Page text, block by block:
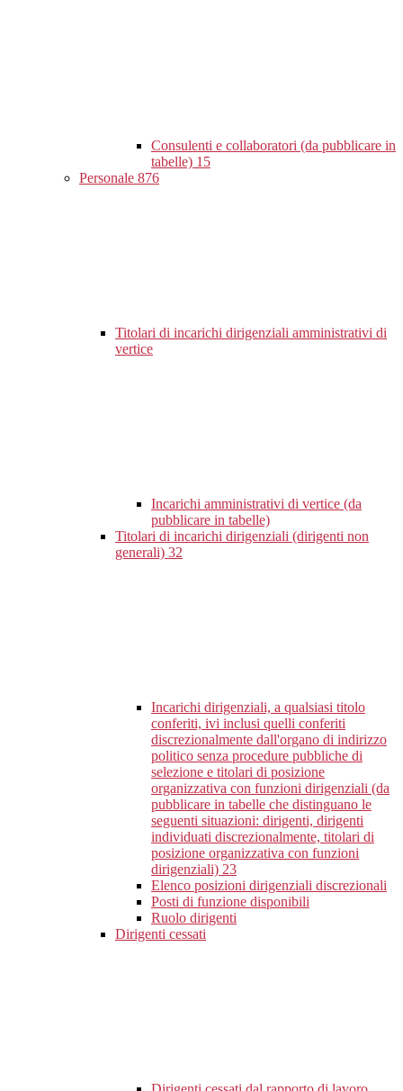
Consulenti e collaboratori (da pubblicare in
tabelle) 15
Personale 876
Titolari di incarichi dirigenziali amministrativi di
vertice
Incarichi amministrativi di vertice (da
pubblicare in tabelle)
Titolari di incarichi dirigenziali (dirigenti non
generali) 32
Incarichi dirigenziali, a qualsiasi titolo
conferiti, ivi inclusi quelli conferiti
discrezionalmente dall'organo di indirizzo
politico senza procedure pubbliche di
selezione e titolari di posizione
organizzativa con funzioni dirigenziali (da
pubblicare in tabelle che distinguano le
seguenti situazioni: dirigenti, dirigenti
individuati discrezionalmente, titolari di
posizione organizzativa con funzioni
dirigenziali) 23
Elenco posizioni dirigenziali discrezionali
Posti di funzione disponibili
Ruolo dirigenti
Dirigenti cessati